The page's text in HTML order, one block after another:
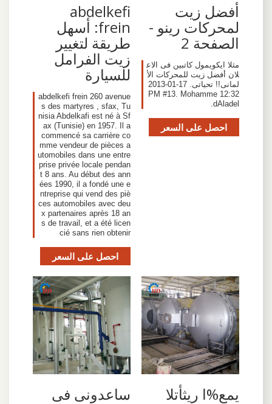
أفضل زيت
لمحركات رينو -
الصفحة 2
مثلا ايكويمول كاتبين فى الاع
لان أفضل زيت للمحركات الأ
لمانى!! تحياتى. 17-01-2013
12:32 PM #13. Mohamme
dAladel.
احصل على السعر
abdelkefi
frein: أسهل
طريقة لتغيير
زيت الفرامل
للسيارة
abdelkefi frein 260 avenue
s des martyres , sfax, Tu
nisia Abdelkafi est né à Sf
ax (Tunisie) en 1957. Il a
commencé sa carrière co
mme vendeur de pièces a
utomobiles dans une entre
prise privée locale pendan
t 8 ans. Au début des ann
ées 1990, il a fondé une e
ntreprise qui vend des piè
ces automobiles avec deu
x partenaires après 18 an
s de travail, et a été licen
cié sans rien obtenir
احصل على السعر
يمع%ا ريثأتلا ساعدونى فى